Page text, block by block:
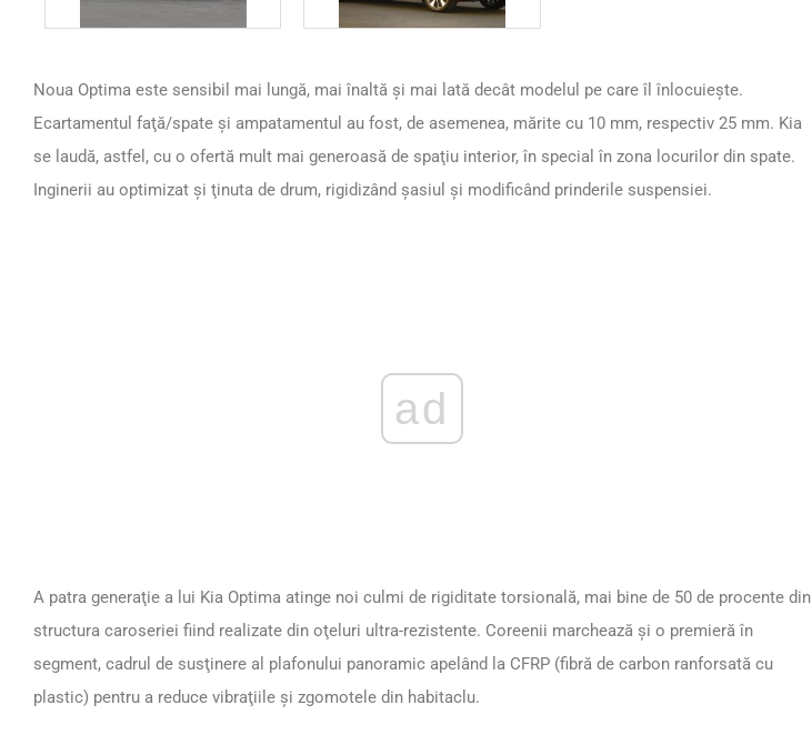
Noua Optima este sensibil mai lungă, mai înaltă şi mai lată decât modelul pe care îl înlocuieşte.
Ecartamentul faţă/spate şi ampatamentul au fost, de asemenea, mărite cu 10 mm, respectiv 25 mm. Kia
se laudă, astfel, cu o ofertă mult mai generoasă de spaţiu interior, în special în zona locurilor din spate.
Inginerii au optimizat şi ţinuta de drum, rigidizând şasiul şi modificând prinderile suspensiei.
ad
A patra generaţie a lui Kia Optima atinge noi culmi de rigiditate torsională, mai bine de 50 de procente din
structura caroseriei fiind realizate din oţeluri ultra-rezistente. Coreenii marchează şi o premieră în
segment, cadrul de susţinere al plafonului panoramic apelând la CFRP (fibră de carbon ranforsată cu
plastic) pentru a reduce vibraţiile şi zgomotele din habitaclu.